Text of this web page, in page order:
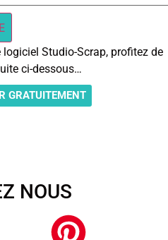
Studio-Scrap, profitez de
ci-dessous…
GRATUITEMENT
NOUS